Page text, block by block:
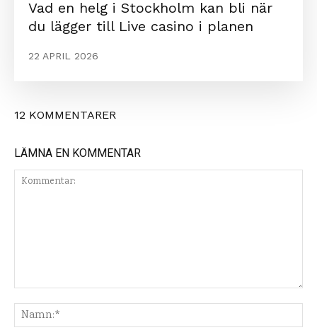
Vad en helg i Stockholm kan bli när
du lägger till Live casino i planen
22 APRIL 2026
12 KOMMENTARER
LÄMNA EN KOMMENTAR